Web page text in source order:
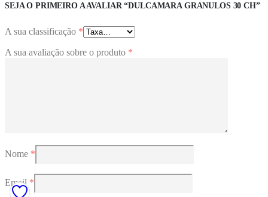
SEJA O PRIMEIRO A AVALIAR “DULCAMARA GRANULOS 30 CH”
A sua classificação *
A sua avaliação sobre o produto *
Nome *
Email *